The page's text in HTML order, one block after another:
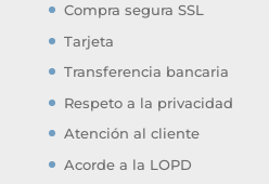
Compra segura SSL
Tarjeta
Transferencia bancaria
Respeto a la privacidad
Atención al cliente
Acorde a la LOPD